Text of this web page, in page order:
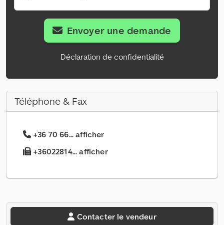
Envoyer une demande
Déclaration de confidentialité
Téléphone & Fax
+36 70 66... afficher
+36022814... afficher
Contacter le vendeur